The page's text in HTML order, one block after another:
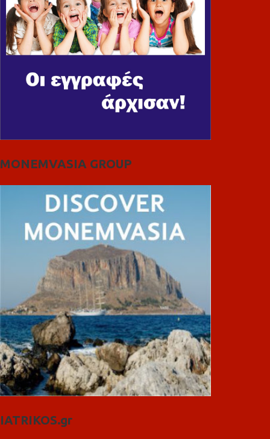
MONEMVASIA GROUP
IATRIKOS.gr